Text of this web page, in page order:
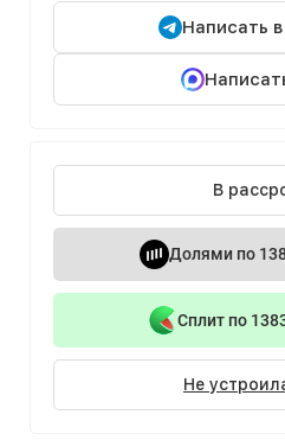
Написать
В
Долями по
Сплит по
Не